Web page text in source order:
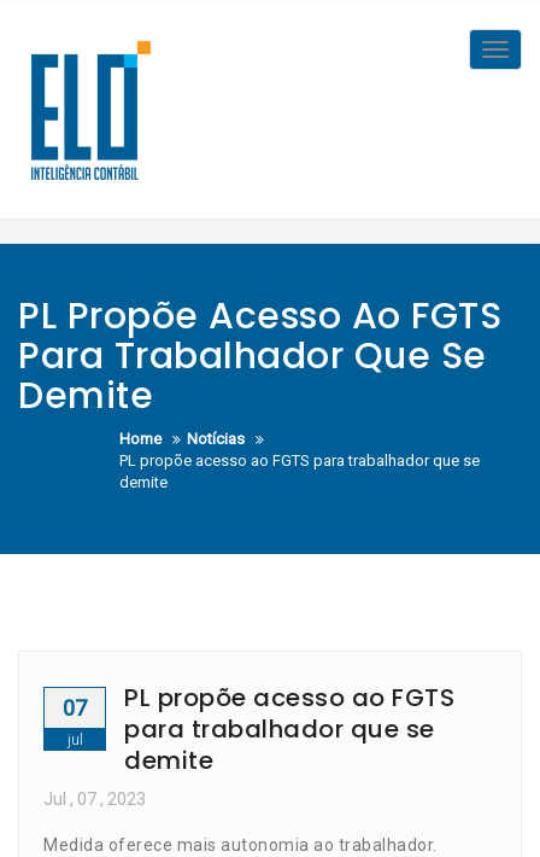
content
PL Propõe Acesso Ao FGTS
Para Trabalhador Que Se
Demite
Home
Notícias
PL propõe acesso ao FGTS para trabalhador que se
demite
07
jul
PL propõe acesso ao FGTS
para trabalhador que se
demite
Jul , 07 , 2023
Medida oferece mais autonomia ao trabalhador.